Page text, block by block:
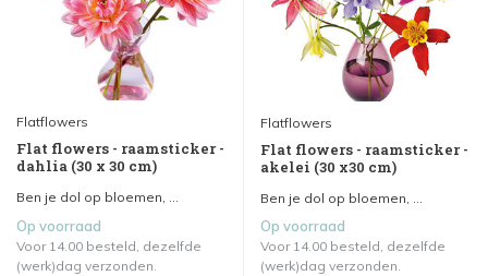
Flatflowers
Flat flowers - raamsticker -
dahlia (30 x 30 cm)
Ben je dol op bloemen, ...
Op voorraad
Voor 14.00 besteld, dezelfde
(werk)dag verzonden.
Flatflowers
Flat flowers - raamsticker -
akelei (30 x30 cm)
Ben je dol op bloemen, ...
Op voorraad
Voor 14.00 besteld, dezelfde
(werk)dag verzonden.